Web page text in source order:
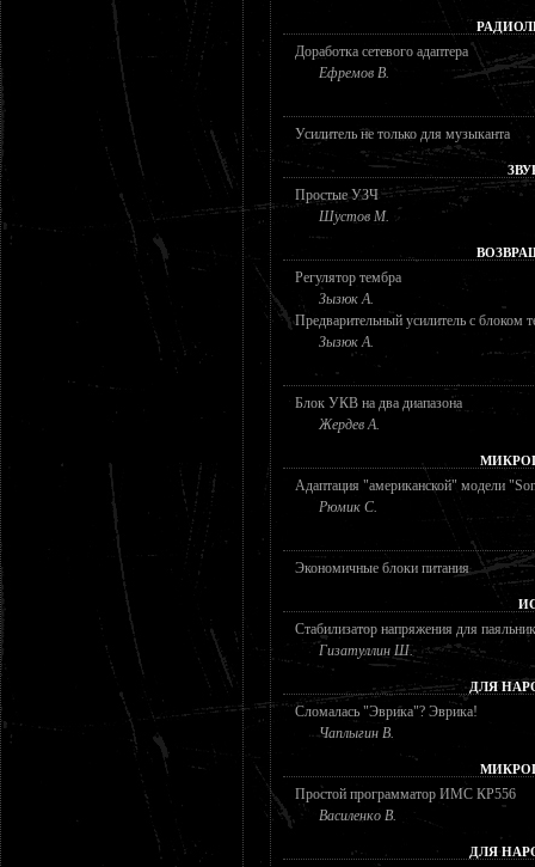
Доработка сетевого адаптера
Ефремов В.
Усилитель не только для музыканта
Простые УЗЧ
Шустов М.
Регулятор тембра
Зызюк А.
Предварительный усилитель с блоком
Зызюк А.
Блок УКВ на два диапазона
Жердев А.
Адаптация "американской" модели
Рюмик С.
Экономичные блоки питания
Стабилизатор напряжения для
Гизатуллин Ш.
ДЛЯ
Сломалась "Эврика"? Эврика!
Чаплыгин В.
Простой программатор ИМС КР556
Василенко В.
ДЛЯ